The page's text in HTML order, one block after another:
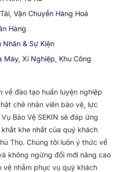
Vận Chuyển Hàng Hoá
Hàng
Nhân & Sự Kiện
Máy, Xí Nghiệp, Khu Công
về đào tạo huấn luyện nghiệp
chẽ nhân viên bảo vệ, lực
Bảo Vệ SEKIN sẽ đáp ứng
khe nhất của quý khách
Thọ. Chúng tôi luôn ý thức về
không ngừng đổi mới nâng cao
nhằm phục vụ quý khách